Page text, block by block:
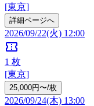
[東京]
詳細ページへ
2026/09/22(火) 12:00
confirmation_number
1 枚
[東京]
25,000円〜/枚
2026/09/24(木) 13:00